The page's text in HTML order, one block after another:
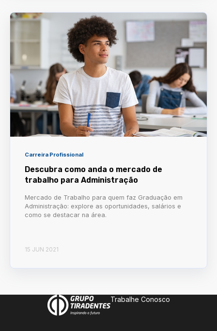
Carreira Profissional
Descubra como anda o mercado de
trabalho para Administração
Mercado de Trabalho para quem faz Graduação em
Administração: explore as oportunidades, salários e
como se destacar na área.
15 JUN 2021
Trabalhe Conosco